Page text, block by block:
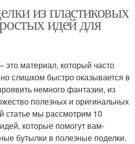
из пластиковых
идей для
это материал, который часто
слишком быстро оказывается в
немного фантазии, из
полезных и оригинальных
статье мы рассмотрим 10
которые помогут вам-
бутылки в полезные поделки.